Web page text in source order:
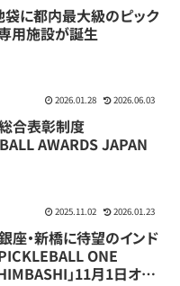
袋に都内最大級のピック
用施設が誕生
2026.01.28 2026.06.03
合表彰制度
AWARDS JAPAN
2025.11.02 2026.01.23
銀座・新橋に待望のインド
PICKLEBALL ONE
」11月1日オー